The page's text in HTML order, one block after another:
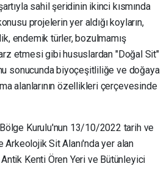
sahil şeridinin ikinci kısmında
projelerin yer aldığı koyların,
endemik türler, bozulmamış
etmesi gibi hususlardan "Doğal Sit"
sonucunda biyoçeşitliliğe ve doğaya
alanlarının özellikleri çerçevesinde
Bölge Kurulu'nun 13/10/2022 tarih ve
Arkeolojik Sit Alanı'nda yer alan
Kenti Ören Yeri ve Bütünleyici